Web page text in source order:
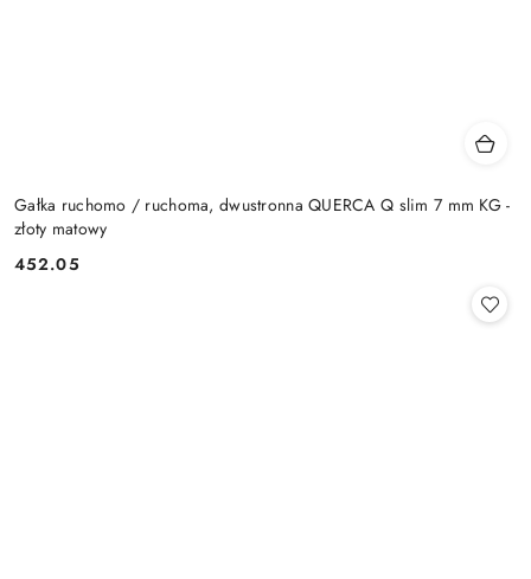
Gałka ruchomo / ruchoma, dwustronna QUERCA Q slim 7 mm KG -
złoty matowy
Cena:
452.05